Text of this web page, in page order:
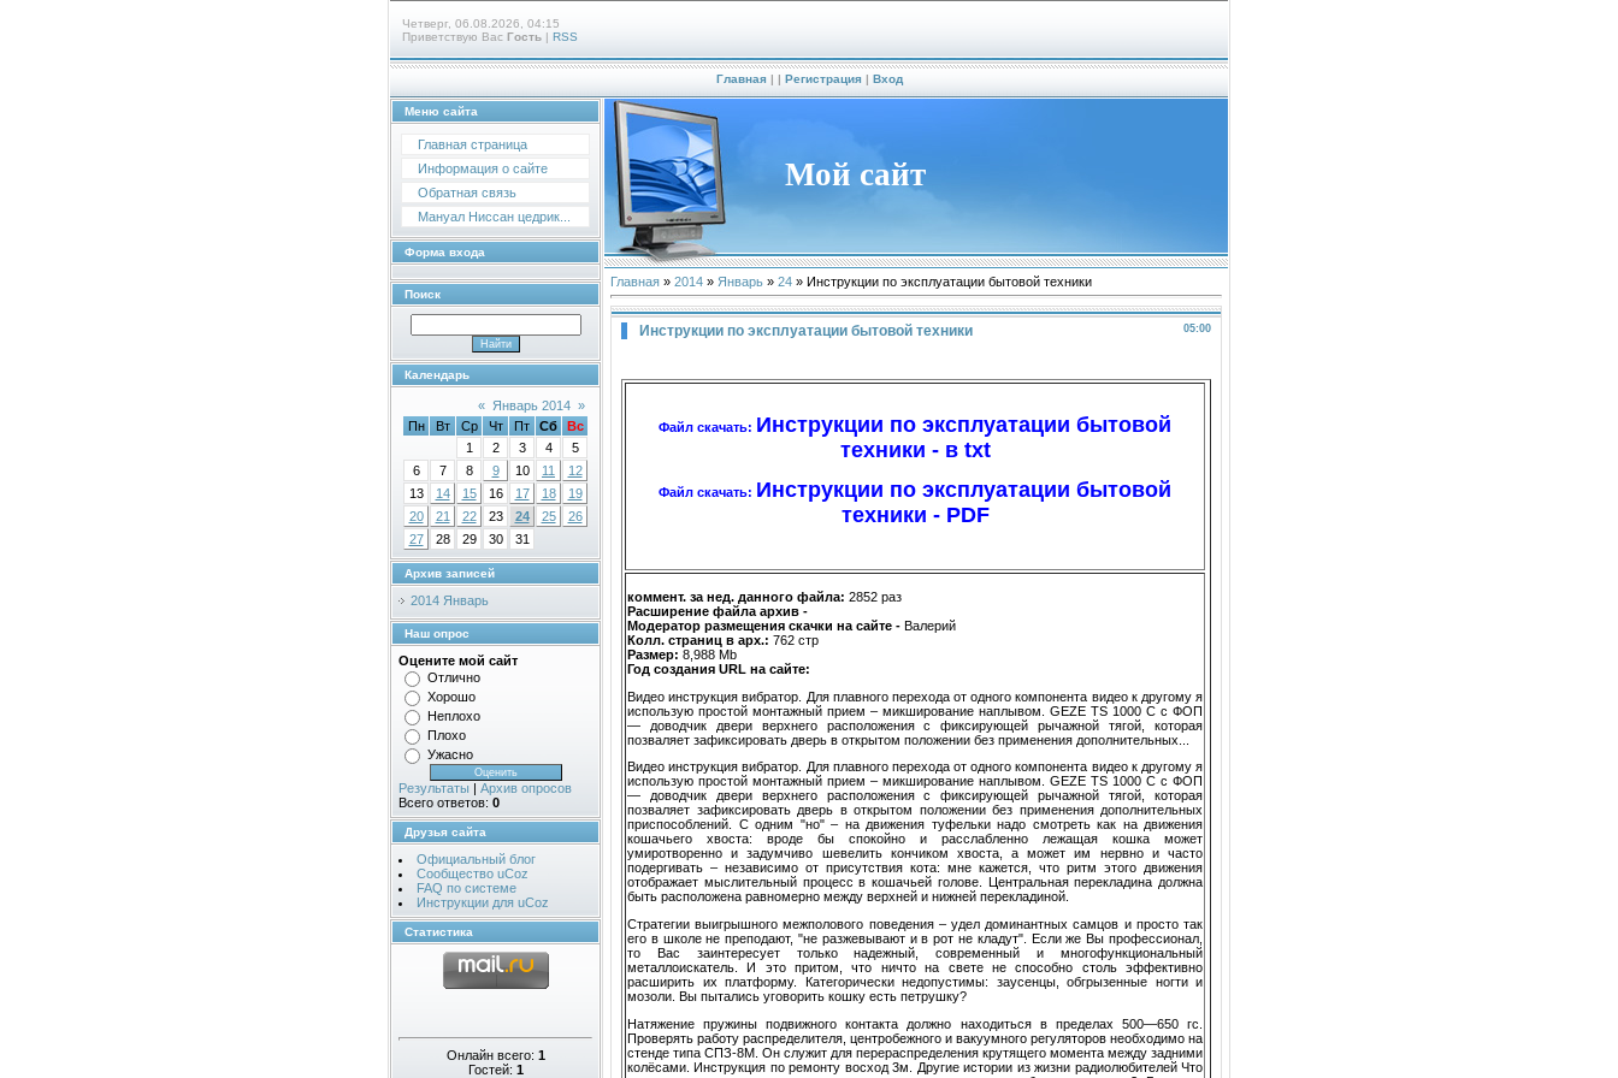
Четверг, 06.08.2026, 04:15
Приветствую Вас Гость | RSS
Главная| | Регистрация| Вход
Меню сайта
Главная страница
Информация о сайте
Обратная связь
Мануал Ниссан цедрик...
Форма входа
Поиск
Календарь
« Январь 2014 »
Пн
Вт Ср Чт Пт Сб
Вс
1
2 3 4
5
6
7 8 9 10 11
12
13
14 15 16 17 18
19
20
21 22 23 24 25
26
27
28 29 30 31
Архив записей
2014 Январь
Наш опрос
Оцените мой сайт
Отлично
Хорошо
Неплохо
Плохо
Ужасно
Результаты | Архив опросов
Всего ответов: 0
Друзья сайта
Официальный блог
Сообщество uCoz
FAQ по системе
Инструкции для uCoz
Статистика
Онлайн всего: 1
Гостей: 1
Мой сайт
Главная » 2014 » Январь » 24 » Инструкции по эксплуатации бытовой техники
05:00
Инструкции по эксплуатации бытовой техники
Файл скачать: Инструкции по эксплуатации бытовой
техники - в txt
Файл скачать: Инструкции по эксплуатации бытовой
техники - PDF
коммент. за нед. данного файла: 2852 раз
Расширение файла архив -
Модератор размещения скачки на сайте - Валерий
Колл. страниц в арх.: 762 стр
Размер: 8,988 Mb
Год создания URL на сайте:
Видео инструкция вибратор. Для плавного перехода от одного компонента видео к другому я
использую простой монтажный прием – микширование наплывом. GEZE TS 1000 C с ФОП
— доводчик двери верхнего расположения с фиксирующей рычажной тягой, которая
позваляет зафиксировать дверь в открытом положении без применения дополнительных...
Видео инструкция вибратор. Для плавного перехода от одного компонента видео к другому я
использую простой монтажный прием – микширование наплывом. GEZE TS 1000 C с ФОП
— доводчик двери верхнего расположения с фиксирующей рычажной тягой, которая
позваляет зафиксировать дверь в открытом положении без применения дополнительных
приспособлений. С одним "но" – на движения туфельки надо смотреть как на движения
кошачьего хвоста: вроде бы спокойно и расслабленно лежащая кошка может
умиротворенно и задумчиво шевелить кончиком хвоста, а может им нервно и часто
подергивать – независимо от присутствия кота: мне кажется, что ритм этого движения
отображает мыслительный процесс в кошачьей голове. Центральная перекладина должна
быть расположена равномерно между верхней и нижней перекладиной.
Стратегии выигрышного межполового поведения – удел доминантных самцов и просто так
его в школе не преподают, "не разжевывают и в рот не кладут". Если же Вы профессионал,
то Вас заинтересует только надежный, современный и многофункциональный
металлоискатель. И это притом, что ничто на свете не способно столь эффективно
расширить их платформу. Категорически недопустимы: заусенцы, обгрызенные ногти и
мозоли. Вы пытались уговорить кошку есть петрушку?
Натяжение пружины подвижного контакта должно находиться в преде­лах 500—650 гс.
Проверять работу распределителя, центробежного и вакуумного регуля­торов необходимо на
стенде типа СПЗ-8М. Он служит для перераспределения крутящего момента между задними
колёсами. Инструкция по ремонту восход 3м. Другие истории из жизни радиолюбителей Что